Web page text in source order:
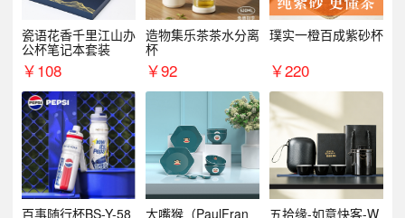
瓷语花香千里江山办
公杯笔记本套装
￥108
造物集乐茶茶水分离
杯
￥92
璞实一橙百成紫砂杯
￥220
百事随行杯BS-Y-58 大嘴猴（PaulFran 五拾缘-如意快客-W